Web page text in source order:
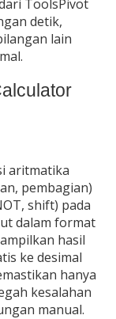
ToolsPivot
detik,
lain
aritmatika
pembagian)
shift) pada
dalam format
hasil
ke desimal
hanya
kesalahan
manual.